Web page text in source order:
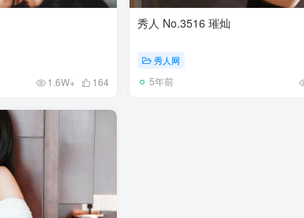
1.6W+ 164
秀人 No.3516 璀灿
秀人网
5年前